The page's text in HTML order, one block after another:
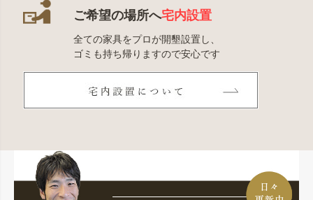
ご希望の場所へ宅内設置
全ての家具をプロが開墾設置し、
ゴミも持ち帰りますので安心です